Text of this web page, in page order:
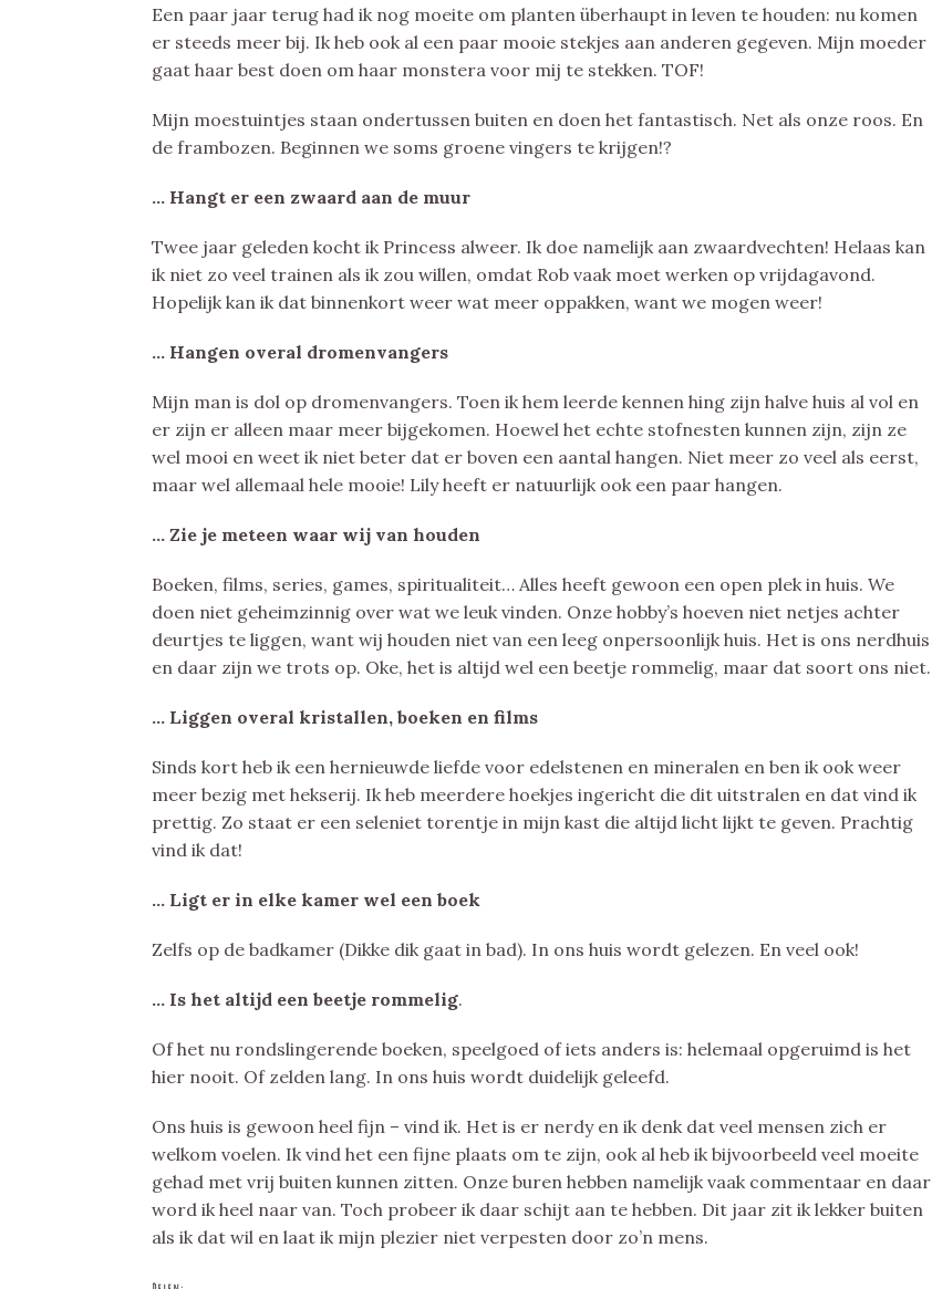
Een paar jaar terug had ik nog moeite om planten überhaupt in leven te houden: nu komen
er steeds meer bij. Ik heb ook al een paar mooie stekjes aan anderen gegeven. Mijn moeder
gaat haar best doen om haar monstera voor mij te stekken. TOF!
Mijn moestuintjes staan ondertussen buiten en doen het fantastisch. Net als onze roos. En
de frambozen. Beginnen we soms groene vingers te krijgen!?
… Hangt er een zwaard aan de muur
Twee jaar geleden kocht ik Princess alweer. Ik doe namelijk aan zwaardvechten! Helaas kan
ik niet zo veel trainen als ik zou willen, omdat Rob vaak moet werken op vrijdagavond.
Hopelijk kan ik dat binnenkort weer wat meer oppakken, want we mogen weer!
… Hangen overal dromenvangers
Mijn man is dol op dromenvangers. Toen ik hem leerde kennen hing zijn halve huis al vol en
er zijn er alleen maar meer bijgekomen. Hoewel het echte stofnesten kunnen zijn, zijn ze
wel mooi en weet ik niet beter dat er boven een aantal hangen. Niet meer zo veel als eerst,
maar wel allemaal hele mooie! Lily heeft er natuurlijk ook een paar hangen.
… Zie je meteen waar wij van houden
Boeken, films, series, games, spiritualiteit… Alles heeft gewoon een open plek in huis. We
doen niet geheimzinnig over wat we leuk vinden. Onze hobby’s hoeven niet netjes achter
deurtjes te liggen, want wij houden niet van een leeg onpersoonlijk huis. Het is ons nerdhuis
en daar zijn we trots op. Oke, het is altijd wel een beetje rommelig, maar dat soort ons niet.
… Liggen overal kristallen, boeken en films
Sinds kort heb ik een hernieuwde liefde voor edelstenen en mineralen en ben ik ook weer
meer bezig met hekserij. Ik heb meerdere hoekjes ingericht die dit uitstralen en dat vind ik
prettig. Zo staat er een seleniet torentje in mijn kast die altijd licht lijkt te geven. Prachtig
vind ik dat!
… Ligt er in elke kamer wel een boek
Zelfs op de badkamer (Dikke dik gaat in bad). In ons huis wordt gelezen. En veel ook!
… Is het altijd een beetje rommelig.
Of het nu rondslingerende boeken, speelgoed of iets anders is: helemaal opgeruimd is het
hier nooit. Of zelden lang. In ons huis wordt duidelijk geleefd.
Ons huis is gewoon heel fijn – vind ik. Het is er nerdy en ik denk dat veel mensen zich er
welkom voelen. Ik vind het een fijne plaats om te zijn, ook al heb ik bijvoorbeeld veel moeite
gehad met vrij buiten kunnen zitten. Onze buren hebben namelijk vaak commentaar en daar
word ik heel naar van. Toch probeer ik daar schijt aan te hebben. Dit jaar zit ik lekker buiten
als ik dat wil en laat ik mijn plezier niet verpesten door zo’n mens.